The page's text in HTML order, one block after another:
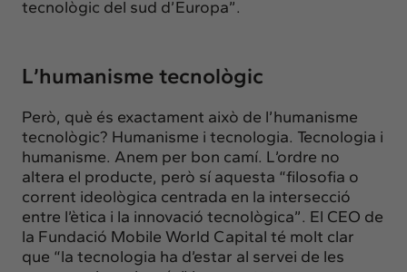
tecnològic del sud d’Europa”.
L’humanisme tecnològic
Però, què és exactament això de l’humanisme
tecnològic? Humanisme i tecnologia. Tecnologia i
humanisme. Anem per bon camí. L’ordre no
altera el producte, però sí aquesta “filosofia o
corrent ideològica centrada en la intersecció
entre l’ètica i la innovació tecnològica”. El CEO de
la Fundació Mobile World Capital té molt clar
que “la tecnologia ha d’estar al servei de les